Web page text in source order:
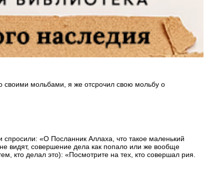
своими мольбами, я же отсрочил свою мольбу о
«О Посланник Аллаха, что такое маленький
видят, совершение дела как попало или же вообще
кто делал это): «Посмотрите на тех, кто совершал рия.